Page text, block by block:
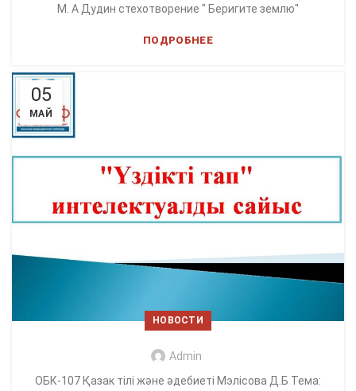
М. А Дудин стехотворение " Беригите землю"
ПОДРОБНЕЕ
05
МАЙ
НОВОСТИ
Admin
ОБК-107 Қазак тілі және әдебиеті Мэлісова Д.Б Тема: